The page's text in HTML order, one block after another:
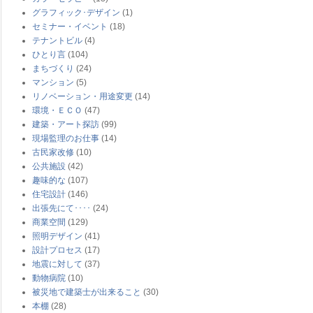
グラフィック･デザイン (1)
セミナー・イベント (18)
テナントビル (4)
ひとり言 (104)
まちづくり (24)
マンション (5)
リノベーション・用途変更 (14)
環境・ＥＣＯ (47)
建築・アート探訪 (99)
現場監理のお仕事 (14)
古民家改修 (10)
公共施設 (42)
趣味的な (107)
住宅設計 (146)
出張先にて････ (24)
商業空間 (129)
照明デザイン (41)
設計プロセス (17)
地震に対して (37)
動物病院 (10)
被災地で建築士が出来ること (30)
本棚 (28)